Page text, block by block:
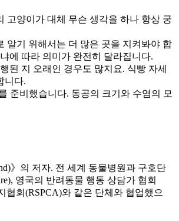
고양이가 대체 무슨 생각을 하나 항상 궁
알기 위해서는 더 많은 곳을 지켜봐야 합
에 따라 의미가 완전히 달라집니다.
된 지 오래인 경우도 많지요. 식빵 자세
니다.
준비했습니다. 동공의 크기와 수염의 모
》의 저자. 전 세계 동물병원과 구호단
영국의 반려동물 행동 상담가 협회
협회(RSPCA)와 같은 단체와 협업했으